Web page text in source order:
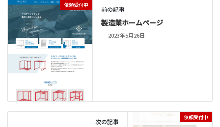
依頼受付中
前の記事
製造業ホームページ
2023年5月26日
依頼受付中
次の記事